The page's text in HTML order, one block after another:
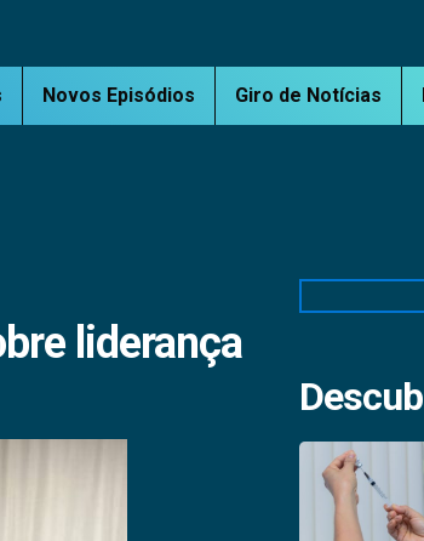
Novos Episódios Giro de Notícias
liderança